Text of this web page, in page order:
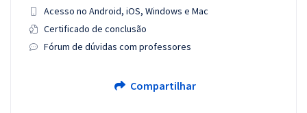
Acesso no Android, iOS, Windows e Mac
Certificado de conclusão
Fórum de dúvidas com professores
Compartilhar